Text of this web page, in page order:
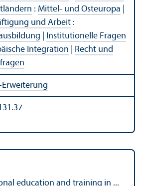
: Mittel- und Osteuropa
und Arbeit :
Institutionelle Fragen
Integration
Recht und
Erweiterung
education and training in ...